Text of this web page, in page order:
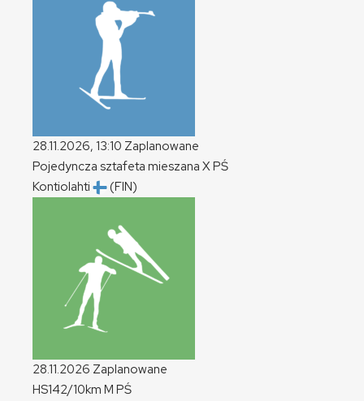
28.11.2026, 13:10 Zaplanowane
Pojedyncza sztafeta mieszana XPŚ
Kontiolahti
(FIN)
28.11.2026 Zaplanowane
HS142/10km M PŚ